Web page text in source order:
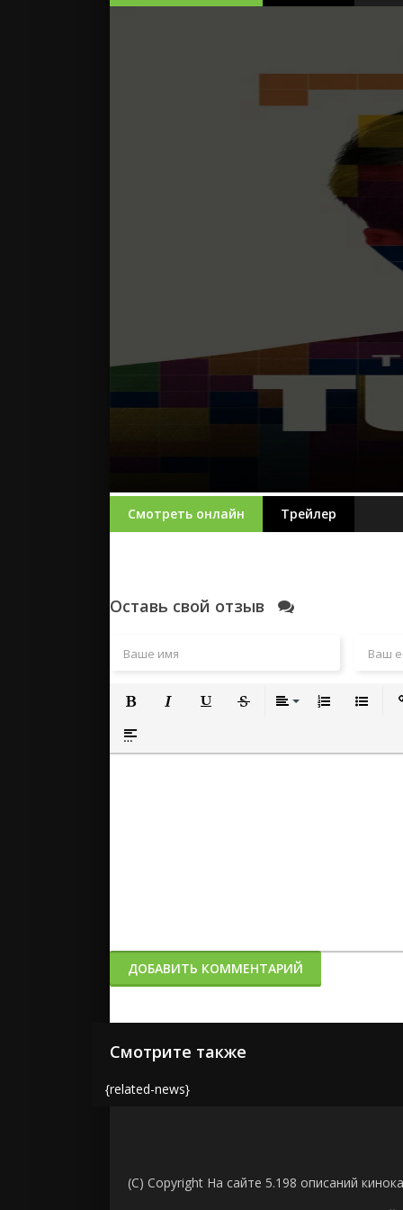
Смотреть онлайн Трейлер
Оставь свой отзыв
Полужирный
Вставка спойлера
ДОБАВИТЬ КОММЕНТАРИЙ
Смотрите также
{related-news}
(C) Copyright На сайте 5.198 описаний